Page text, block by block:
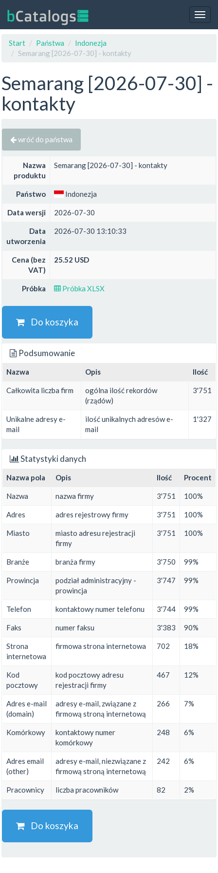
Start
Państwa
Indonezja
Semarang [2026-07-30] - kontakty
Semarang [2026-07-30] -
kontakty
wróć do państwa
Nazwa
produktu
Semarang [2026-07-30] - kontakty
Państwo Indonezja
Data wersji 2026-07-30
Data
utworzenia
2026-07-30 13:10:33
Cena (bez
VAT)
25.52 USD
Próbka Próbka XLSX
Do koszyka
Podsumowanie
Nazwa Opis Ilość
Całkowita liczba firm
ogólna ilość rekordów
(rządów)
3'751
Unikalne adresy e-
mail
ilość unikalnych adresów e-
mail
1'327
Statystyki danych
Nazwa pola Opis Ilość Procent
Nazwa nazwa firmy 3'751 100%
Adres adres rejestrowy firmy 3'751 100%
Miasto
miasto adresu rejestracji
firmy
3'751 100%
Branże branża firmy 3'750 99%
Prowincja
podział administracyjny -
prowincja
3'747 99%
Telefon kontaktowy numer telefonu 3'744 99%
Faks numer faksu 3'383 90%
Strona
internetowa
firmowa strona internetowa 702 18%
Kod
pocztowy
kod pocztowy adresu
rejestracji firmy
467 12%
Adres e-mail
(domain)
adresy e-mail, związane z
firmową stroną internetową
266 7%
Komórkowy
kontaktowy numer
komórkowy
248 6%
Adres email
(other)
adresy e-mail, niezwiązane z
firmową stroną internetową
242 6%
Pracownicy liczba pracowników 82 2%
Do koszyka